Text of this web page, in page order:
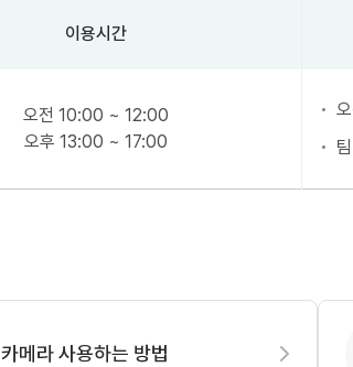
이용시간
오전 10:00 ~ 12:00
오후 13:00 ~ 17:00
카메라 사용하는 방법